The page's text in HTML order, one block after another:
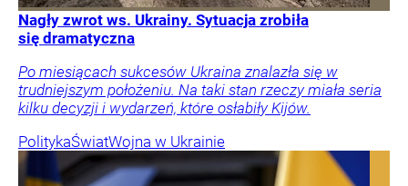
Nagły zwrot ws. Ukrainy. Sytuacja zrobiła
się dramatyczna
Po miesiącach sukcesów Ukraina znalazła się w
trudniejszym położeniu. Na taki stan rzeczy miała seria
kilku decyzji i wydarzeń, które osłabiły Kijów.
PolitykaŚwiatWojna w Ukrainie